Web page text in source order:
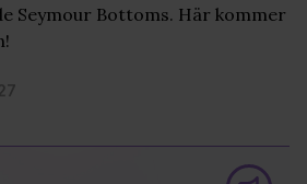
Seymour Bottoms. Här kommer